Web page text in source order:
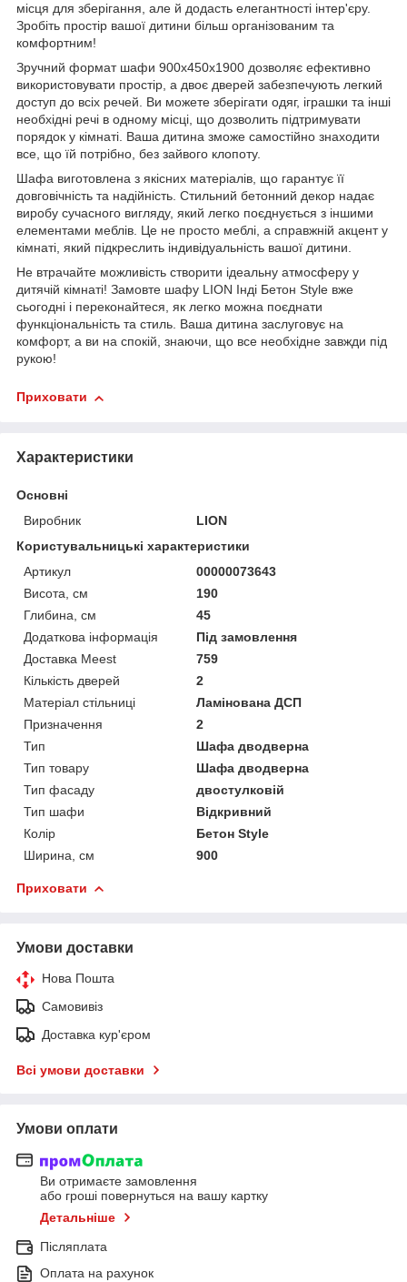
місця для зберігання, але й додасть елегантності інтер'єру.
Зробіть простір вашої дитини більш організованим та
комфортним!
Зручний формат шафи 900х450х1900 дозволяє ефективно
використовувати простір, а двоє дверей забезпечують легкий
доступ до всіх речей. Ви можете зберігати одяг, іграшки та інші
необхідні речі в одному місці, що дозволить підтримувати
порядок у кімнаті. Ваша дитина зможе самостійно знаходити
все, що їй потрібно, без зайвого клопоту.
Шафа виготовлена з якісних матеріалів, що гарантує її
довговічність та надійність. Стильний бетонний декор надає
виробу сучасного вигляду, який легко поєднується з іншими
елементами меблів. Це не просто меблі, а справжній акцент у
кімнаті, який підкреслить індивідуальність вашої дитини.
Не втрачайте можливість створити ідеальну атмосферу у
дитячій кімнаті! Замовте шафу LION Інді Бетон Style вже
сьогодні і переконайтеся, як легко можна поєднати
функціональність та стиль. Ваша дитина заслуговує на
комфорт, а ви на спокій, знаючи, що все необхідне завжди під
рукою!
Приховати
Характеристики
Основні
Виробник
LION
Користувальницькі характеристики
Артикул
00000073643
Висота, см
190
Глибина, см
45
Додаткова інформація
Під замовлення
Доставка Meest
759
Кількість дверей
2
Матеріал стільниці
Ламінована ДСП
Призначення
2
Тип
Шафа дводверна
Тип товару
Шафа дводверна
Тип фасаду
двостулковій
Тип шафи
Відкривний
Колір
Бетон Style
Ширина, см
900
Приховати
Умови доставки
Нова Пошта
Самовивіз
Доставка кур'єром
Всі умови доставки
Умови оплати
Ви отримаєте замовлення
або гроші повернуться на вашу картку
Детальніше
Післяплата
Оплата на рахунок